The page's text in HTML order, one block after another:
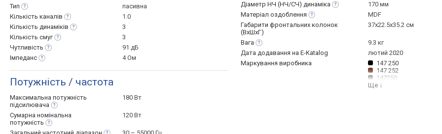
Тип
пасивна
Кількість каналів
1.0
Кількість динаміків
3
Кількість смуг
3
Чутливість
91 дБ
Імпеданс
4 Ом
Потужність / частота
Максимальна потужність
підсилювача
180 Вт
Сумарна номінальна
потужність
120 Вт
Діаметр НЧ (НЧ/СЧ) динаміка
170 мм
Матеріал оздоблення
MDF
Габарити фронтальних колонок
(ВхШхГ)
37x22.5x35.2 см
Вага
9.3 кг
Дата додавання на E-Katalog
лютий 2020
Маркування виробника
147 250
147 252
147250
Ще ↓